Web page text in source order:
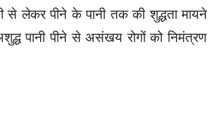
से लेकर पीने के पानी तक की शुद्धता मायने
पानी पीने से असंखय रोगों को निमंत्रण